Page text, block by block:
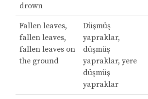
drown
Fallen leaves,
fallen leaves,
fallen leaves on
the ground
Düşmüş
yapraklar,
düşmüş
yapraklar, yere
düşmüş
yapraklar